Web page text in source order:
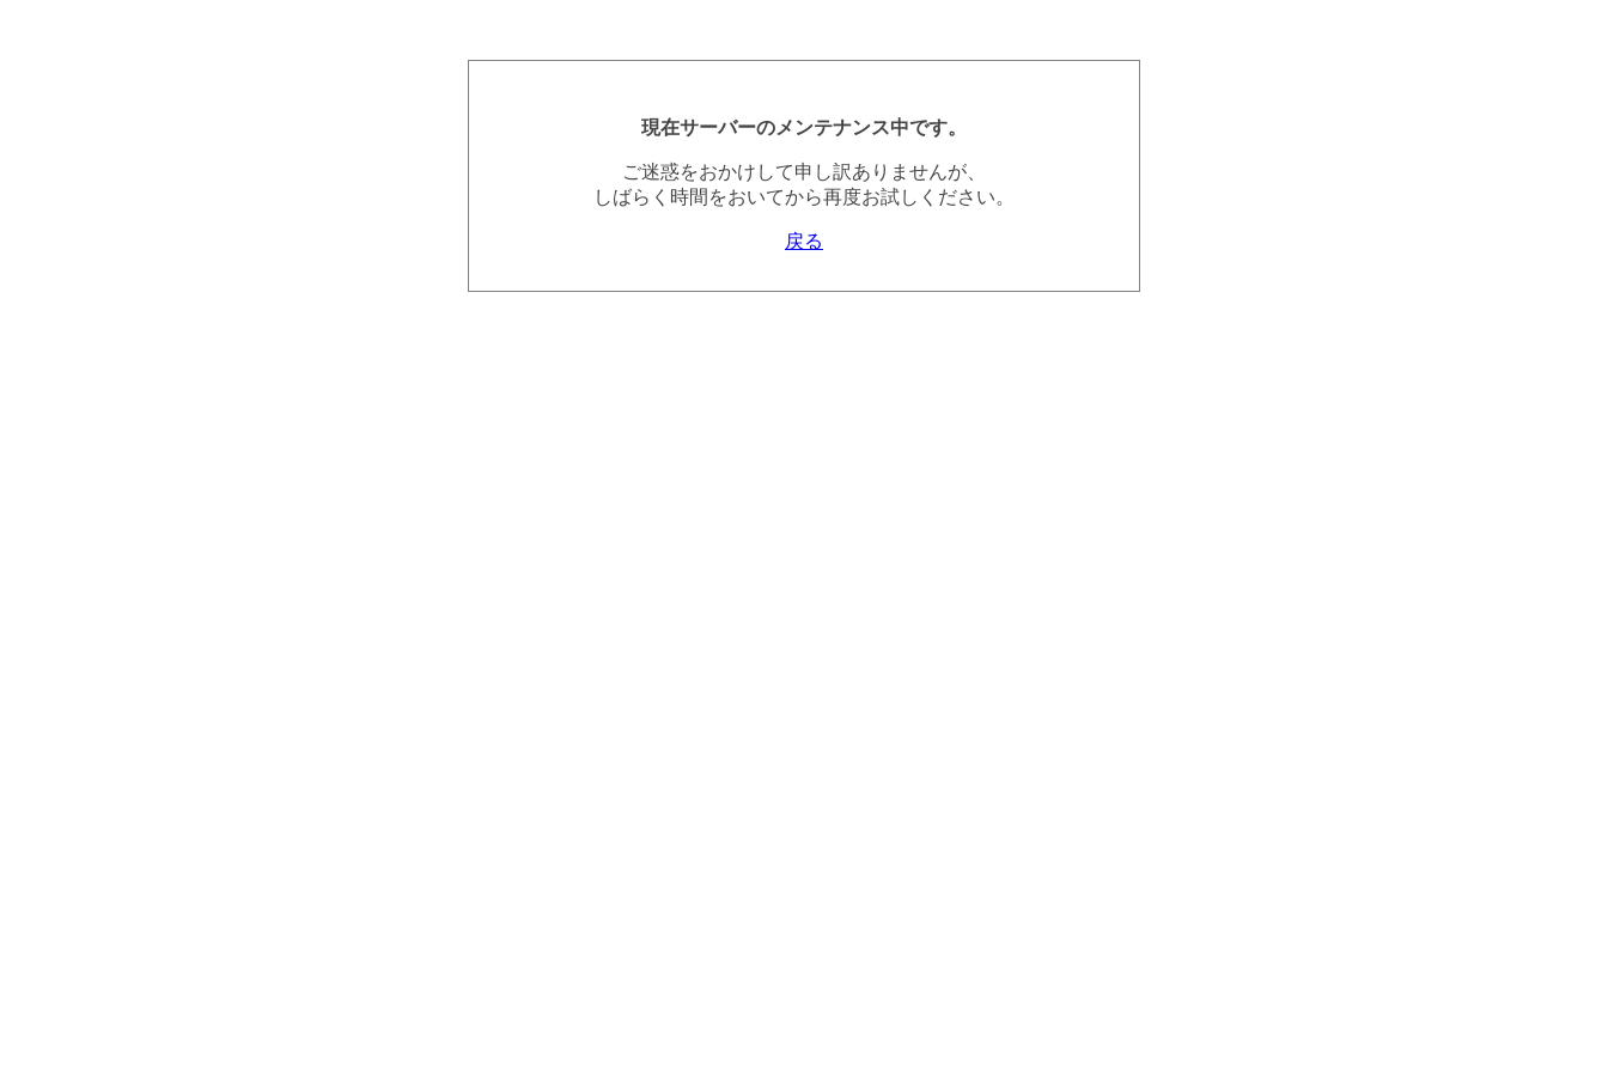
現在サーバーのメンテナンス中です。
ご迷惑をおかけして申し訳ありませんが、
しばらく時間をおいてから再度お試しください。
戻る